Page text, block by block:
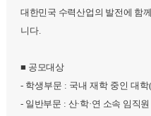
대한민국 수력산업의 발전에 함
니다.
■ 공모대상
- 학생부문 : 국내 재학 중인 대학(
- 일반부문 : 산·학·연 소속 임직